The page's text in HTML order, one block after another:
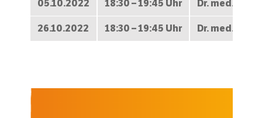
05.10.2022 18:30 – 19:45 Uhr Dr. med.
26.10.2022 18:30 – 19:45 Uhr Dr. med.